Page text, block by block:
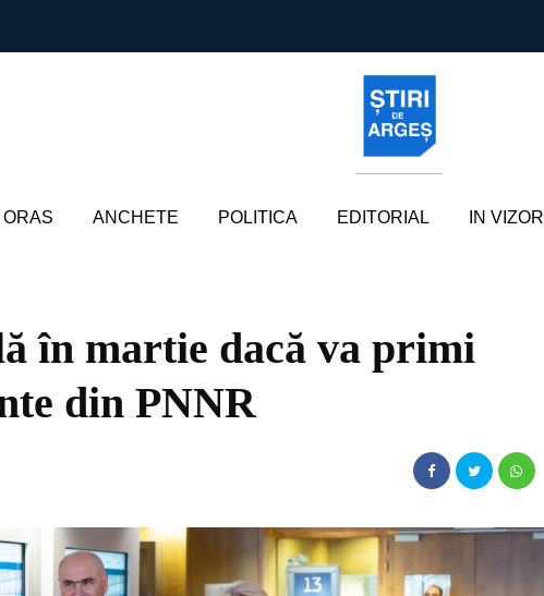
ORAS ANCHETE POLITICA EDITORIAL IN VIZOR
în martie dacă va primi
din PNNR